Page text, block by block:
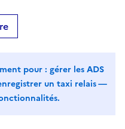
pour : gérer les ADS
un taxi relais —